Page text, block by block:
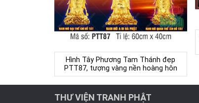
Hình Tây Phương Tam Thánh đẹp
PTT87, tượng vàng nền hoàng hôn
THƯ VIỆN TRANH PHẬT